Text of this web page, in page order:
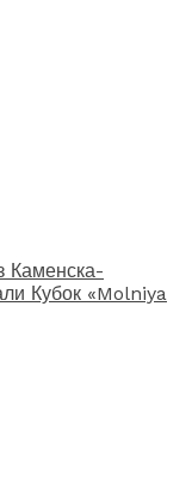
Каменска-
Кубок «Molniya